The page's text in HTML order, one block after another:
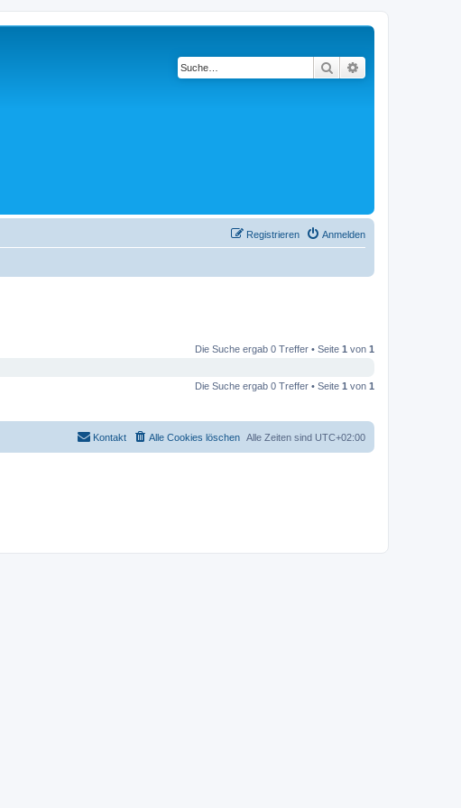
Suche
Anmelden
Registrieren
Die Suche ergab 0 Treffer • Seite 1 von 1
Die Suche ergab 0 Treffer • Seite 1 von 1
Alle Zeiten sind UTC+02:00
Alle Cookies löschen
Kontakt